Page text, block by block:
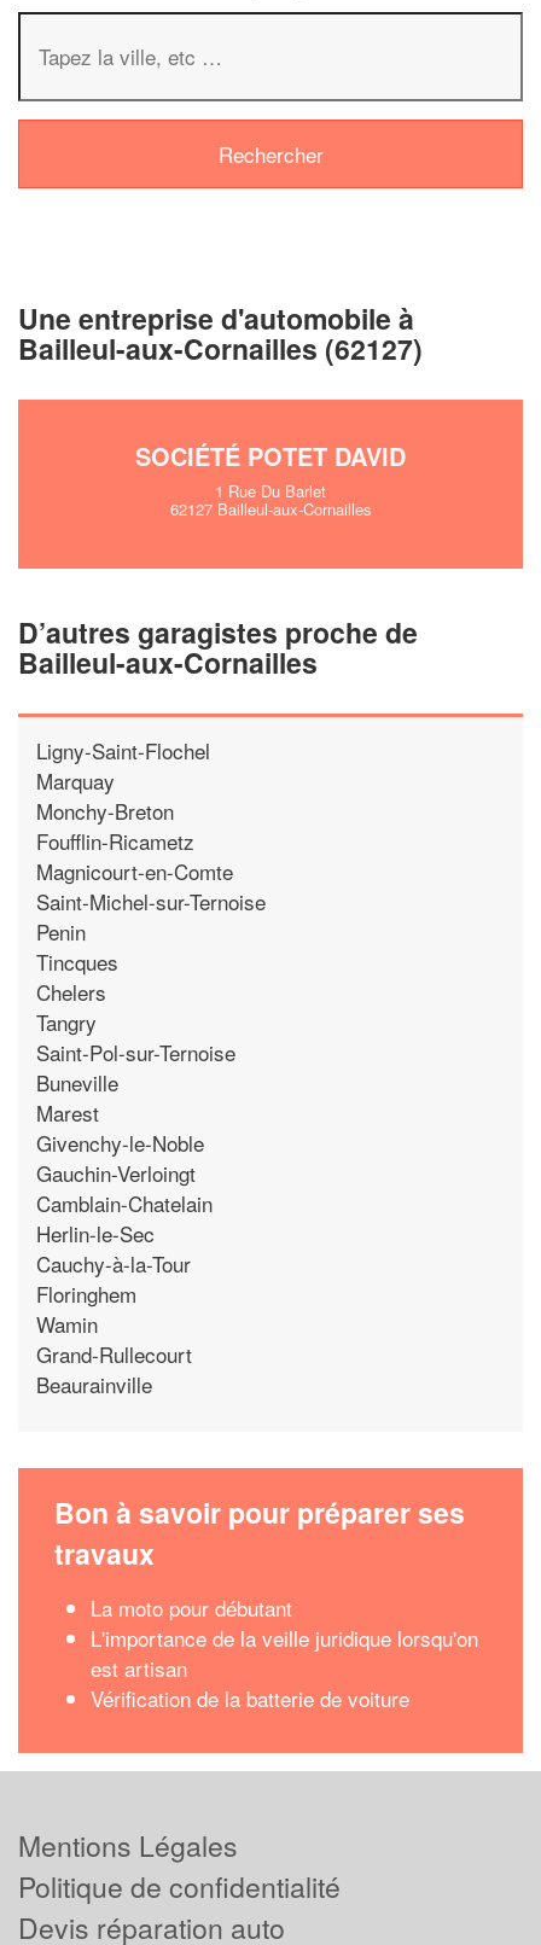
Une entreprise d'automobile à
Bailleul-aux-Cornailles (62127)
SOCIÉTÉ POTET DAVID
1 Rue Du Barlet
62127 Bailleul-aux-Cornailles
D’autres garagistes proche de
Bailleul-aux-Cornailles
Ligny-Saint-Flochel
Marquay
Monchy-Breton
Foufflin-Ricametz
Magnicourt-en-Comte
Saint-Michel-sur-Ternoise
Penin
Tincques
Chelers
Tangry
Saint-Pol-sur-Ternoise
Buneville
Marest
Givenchy-le-Noble
Gauchin-Verloingt
Camblain-Chatelain
Herlin-le-Sec
Cauchy-à-la-Tour
Floringhem
Wamin
Grand-Rullecourt
Beaurainville
Bon à savoir pour préparer ses
travaux
La moto pour débutant
L'importance de la veille juridique lorsqu'on
est artisan
Vérification de la batterie de voiture
✕
Vous êtes un
professionnel ?
En savoir plus
Mentions Légales
Politique de confidentialité
Devis réparation auto